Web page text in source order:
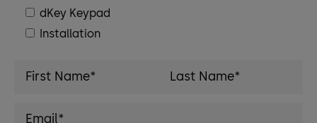
dKey Keypad
Installation